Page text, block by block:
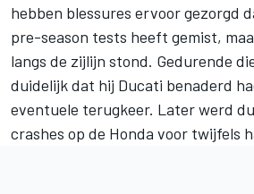
hebben blessures ervoor gezorgd
pre-season tests heeft gemist,
langs de zijlijn stond. Gedurende
duidelijk dat hij Ducati benaderd
eventuele terugkeer. Later werd
crashes op de Honda voor twijfels